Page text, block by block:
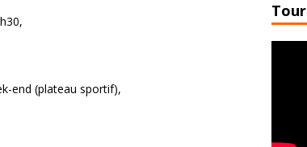
end (plateau sportif),